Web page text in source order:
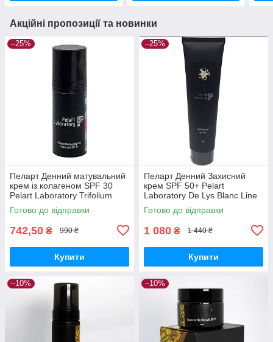
Акційні пропозиції та новинки
–25%
Пеларт Денний матувальний
крем із колагеном SPF 30
Pelart Laboratory Trifolium
Pretense Line Collagen
Matting Day Cream Spf 30
Готово до відправки
742,50 ₴ 990 ₴
Купити
–25%
Пеларт Денний Захисний
крем SPF 50+ Pelart
Laboratory De Lys Blanc Line
UV PROTECTOR SPF 50+,
100 мл
Готово до відправки
1 080 ₴ 1 440 ₴
Купити
–10% –10%